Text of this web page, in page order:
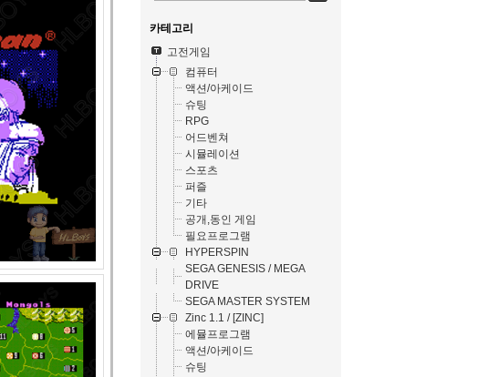
카테고리
고전게임
컴퓨터
액션/아케이드
슈팅
RPG
어드벤쳐
시뮬레이션
스포츠
퍼즐
기타
공개,동인 게임
필요프로그램
HYPERSPIN
SEGA GENESIS / MEGA
DRIVE
SEGA MASTER SYSTEM
Zinc 1.1 / [ZINC]
에뮬프로그램
액션/아케이드
슈팅